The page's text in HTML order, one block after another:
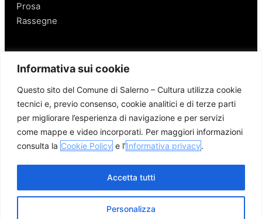
Informativa sui cookie
Questo sito del Comune di Salerno – Cultura utilizza cookie
tecnici e, previo consenso, cookie analitici e di terze parti
per migliorare l’esperienza di navigazione e per servizi
come mappe e video incorporati. Per maggiori informazioni
consulta la Cookie Policy e l’Informativa privacy.
Personalizza
Accetta tutti
Prosa
Rassegne
Salerno
Personaggi
Enogastronomia
Mobilità a Salerno
Luoghi nei Dintorni
Link utili